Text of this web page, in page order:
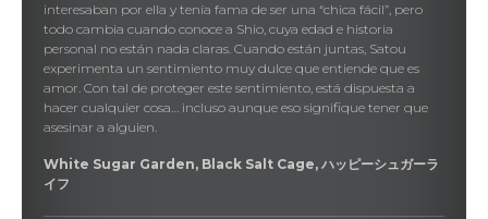
interesaban por ella y tenía fama de ser una “chica fácil”, pero
todo cambia cuando conoce a Shio, cuya edad e historia
personal no están nada claras. Cuando están juntas, Satou
experimenta un sentimiento muy dulce que entiende que es
amor. Con tal de proteger este sentimiento, está dispuesta a
hacer cualquier cosa… incluso aunque eso signifique tener que
asesinar a alguien.
White Sugar Garden, Black Salt Cage, ハッピーシュガーラ
イフ